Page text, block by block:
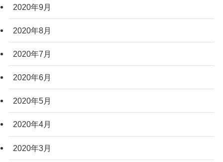
2020年9月
2020年8月
2020年7月
2020年6月
2020年5月
2020年4月
2020年3月